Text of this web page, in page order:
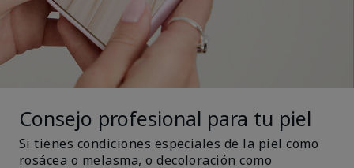
Consejo profesional para tu piel
Si tienes condiciones especiales de la piel como
rosácea o melasma, o decoloración como